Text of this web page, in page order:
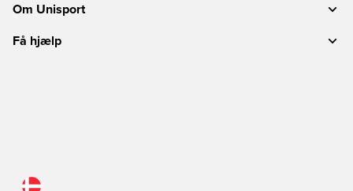
Om Unisport
Få hjælp